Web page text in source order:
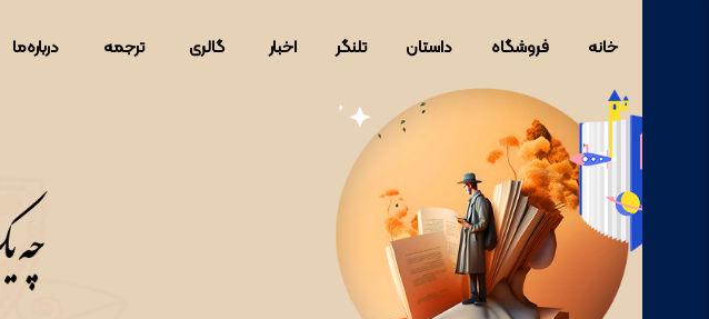
خانه فروشگاه داستان تلنگر اخبار گالری ترجمه دربار‌ه‌ما